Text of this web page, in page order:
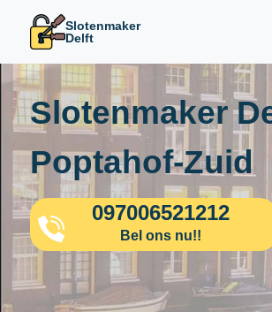
Slotenmaker
Delft
Slotenmaker
Poptahof-Zuid
097006521212
Bel ons nu!!